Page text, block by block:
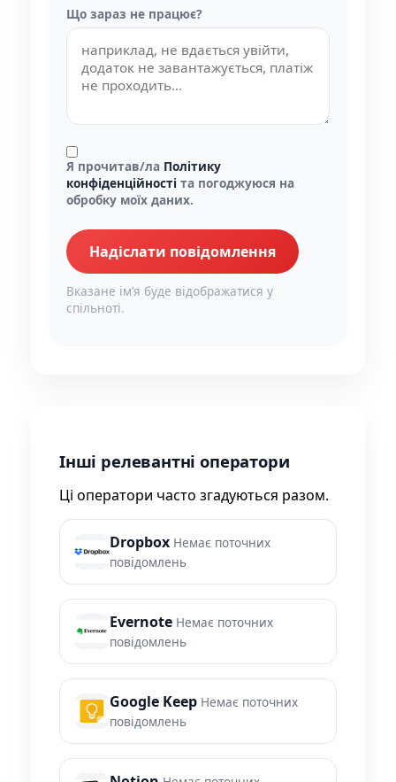
Що зараз не працює?
Я прочитав/ла Політику
конфіденційності та погоджуюся на
обробку моїх даних.
Надіслати повідомлення
Вказане імʼя буде відображатися у
спільноті.
Інші релевантні оператори
Ці оператори часто згадуються разом.
Dropbox Немає поточних
повідомлень
Evernote Немає поточних
повідомлень
Google Keep Немає поточних
повідомлень